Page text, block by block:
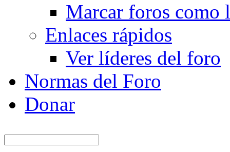
Marcar foros como
Enlaces rápidos
Ver líderes del foro
Normas del Foro
Donar